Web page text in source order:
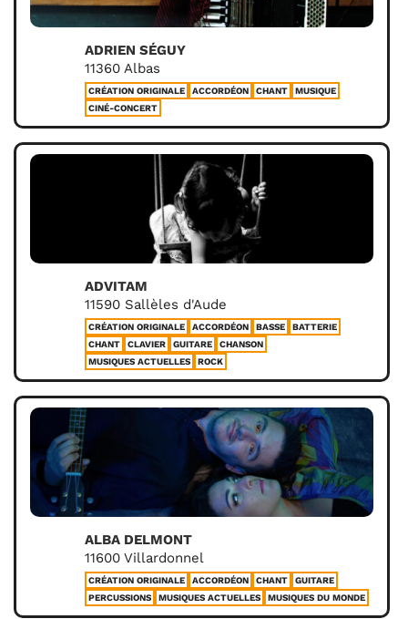
ADRIEN SÉGUY
11360 Albas
CRÉATION ORIGINALE ACCORDÉON CHANT
MUSIQUE
CINÉ-CONCERT
ADVITAM
11590 Sallèles d'Aude
CRÉATION ORIGINALE ACCORDÉON BASSE
BATTERIE
CHANT
CLAVIER GUITARE
CHANSON
MUSIQUES ACTUELLES
ROCK
ALBA DELMONT
11600 Villardonnel
CRÉATION ORIGINALE ACCORDÉON CHANT
GUITARE
PERCUSSIONS
MUSIQUES ACTUELLES MUSIQUES DU MONDE